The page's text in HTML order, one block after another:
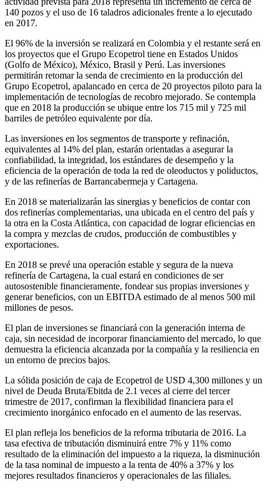
140 pozos y el uso de 16 taladros adicionales frente a lo ejecutado
en 2017.
El 96% de la inversión se realizará en Colombia y el restante será en
los proyectos que el Grupo Ecopetrol tiene en Estados Unidos
(Golfo de México), México, Brasil y Perú. Las inversiones
permitirán retomar la senda de crecimiento en la producción del
Grupo Ecopetrol, apalancado en cerca de 20 proyectos piloto para la
implementación de tecnologías de recobro mejorado. Se contempla
que en 2018 la producción se ubique entre los 715 mil y 725 mil
barriles de petróleo equivalente por día.
Las inversiones en los segmentos de transporte y refinación,
equivalentes al 14% del plan, estarán orientadas a asegurar la
confiabilidad, la integridad, los estándares de desempeño y la
eficiencia de la operación de toda la red de oleoductos y poliductos,
y de las refinerías de Barrancabermeja y Cartagena.
En 2018 se materializarán las sinergias y beneficios de contar con
dos refinerías complementarias, una ubicada en el centro del país y
la otra en la Costa Atlántica, con capacidad de lograr eficiencias en
la compra y mezclas de crudos, producción de combustibles y
exportaciones.
En 2018 se prevé una operación estable y segura de la nueva
refinería de Cartagena, la cual estará en condiciones de ser
autosostenible financieramente, fondear sus propias inversiones y
generar beneficios, con un EBITDA estimado de al menos 500 mil
millones de pesos.
El plan de inversiones se financiará con la generación interna de
caja, sin necesidad de incorporar financiamiento del mercado, lo que
demuestra la eficiencia alcanzada por la compañía y la resiliencia en
un entorno de precios bajos.
La sólida posición de caja de Ecopetrol de USD 4,300 millones y un
nivel de Deuda Bruta/Ebitda de 2.1 veces al cierre del tercer
trimestre de 2017, confirman la flexibilidad financiera para el
crecimiento inorgánico enfocado en el aumento de las reservas.
El plan refleja los beneficios de la reforma tributaria de 2016. La
tasa efectiva de tributación disminuirá entre 7% y 11% como
resultado de la eliminación del impuesto a la riqueza, la disminución
de la tasa nominal de impuesto a la renta de 40% a 37% y los
mejores resultados financieros y operacionales de las filiales.